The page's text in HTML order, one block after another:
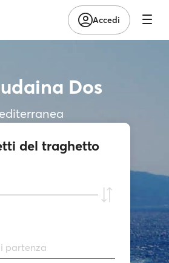
Accedi
Dos
del traghetto
partenza